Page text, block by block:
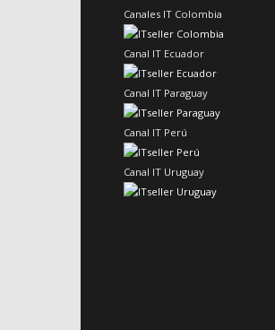
Canales IT Colombia
Canal IT Ecuador
Canal IT Paraguay
Canal IT Perú
Canal IT Uruguay